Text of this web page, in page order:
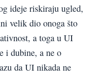
ideje riskiraju ugled,
velik dio onoga što
a toga u UI
i dubine, a ne o
da UI nikada ne